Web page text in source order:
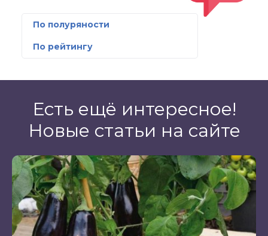
По полуряности
По рейтингу
Есть ещё интересное!
Новые статьи на сайте